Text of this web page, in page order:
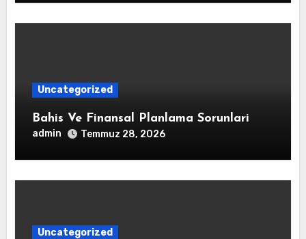
Uncategorized
Bahis Ve Finansal Planlama Sorunlari
admin Temmuz 28, 2026
Uncategorized